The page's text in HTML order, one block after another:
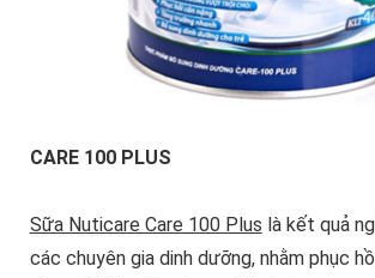
CARE 100 PLUS
Sữa Nuticare Care 100 Plus là kết quả
các chuyên gia dinh dưỡng, nhằm phục